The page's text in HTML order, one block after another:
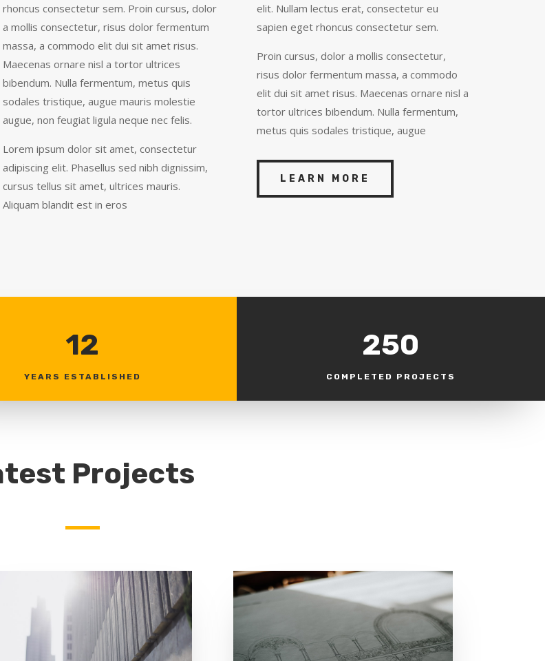
rhoncus consectetur sem. Proin cursus, dolor
a mollis consectetur, risus dolor fermentum
massa, a commodo elit dui sit amet risus.
Maecenas ornare nisl a tortor ultrices
bibendum. Nulla fermentum, metus quis
sodales tristique, augue mauris molestie
augue, non feugiat ligula neque nec felis.
Lorem ipsum dolor sit amet, consectetur
adipiscing elit. Phasellus sed nibh dignissim,
cursus tellus sit amet, ultrices mauris.
Aliquam blandit est in eros
elit. Nullam lectus erat, consectetur eu
sapien eget rhoncus consectetur sem.
Proin cursus, dolor a mollis consectetur,
risus dolor fermentum massa, a commodo
elit dui sit amet risus. Maecenas ornare nisl a
tortor ultrices bibendum. Nulla fermentum,
metus quis sodales tristique, augue
LEARN MORE
12
YEARS ESTABLISHED
250
COMPLETED PROJECTS
Projects